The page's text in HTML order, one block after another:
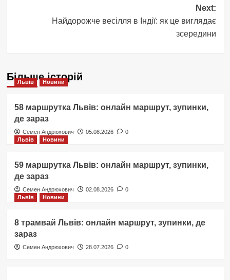
Next:
Найдорожче весілля в Індії: як це виглядає
зсередини
Більше історій
Львів Новини
58 маршрутка Львів: онлайн маршрут, зупинки,
де зараз
Семен Андрюхович 05.08.2026
0
Львів
Новини
59 маршрутка Львів: онлайн маршрут, зупинки,
де зараз
Семен Андрюхович 02.08.2026
0
Львів
Новини
8 трамвай Львів: онлайн маршрут, зупинки, де
зараз
Семен Андрюхович 28.07.2026 0